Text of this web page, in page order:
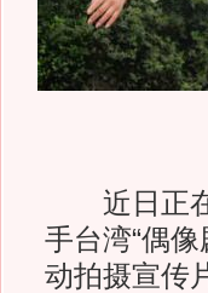
近日正在
手台湾“偶
动拍摄宣传